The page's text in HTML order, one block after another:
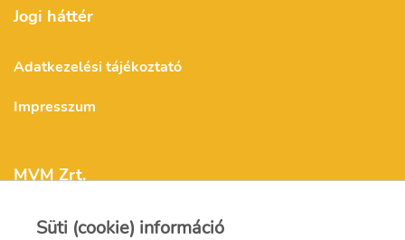
Jogi háttér
Adatkezelési tájékoztató
Impresszum
MVM Zrt.
Süti (cookie) információ